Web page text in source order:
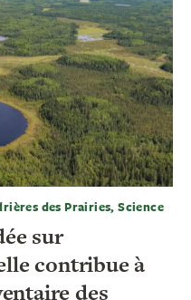
des Prairies, Science
sur
contribue à
des